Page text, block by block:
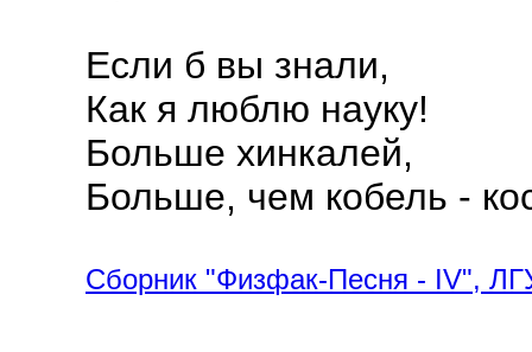
Если б вы знали,
Как я люблю науку!
Больше хинкалей,
Больше, чем кобель -
Сборник "Физфак-Песня - IV",